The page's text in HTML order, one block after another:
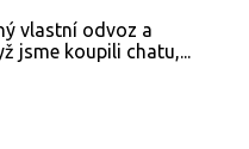
vlastní odvoz a
jsme koupili chatu,...